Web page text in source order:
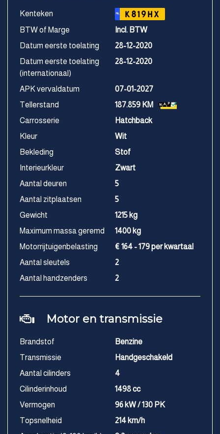
Kenteken NL K819HX
BTW of Marge
Incl. BTW
Datum eerste toelating
28-12-2020
Datum eerste toelating
(internationaal)
28-12-2020
APK vervaldatum
07-01-2027
Tellerstand
187.859 KM
Carrosserie
Hatchback
Kleur
Wit
Bekleding
Stof
Interieurkleur
Zwart
Aantal deuren
5
Aantal zitplaatsen
5
Gewicht
1215 kg
Maximum massa geremd
1400 kg
Motorrijtuigenbelasting
€ 164 - 179 per kwartaal
Aantal sleutels
2
Aantal handzenders
2
Motor en transmissie
Brandstof
Benzine
Transmissie
Handgeschakeld
Aantal cilinders
4
Cilinderinhoud
1498 cc
Vermogen
96 kW / 130 PK
Topsnelheid
214 km/h